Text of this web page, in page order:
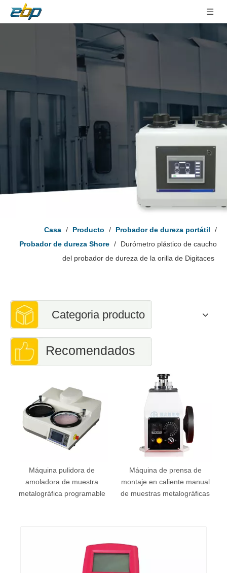
Casa / Producto / Probador de dureza portátil
/
Probador de dureza Shore /
Durómetro plástico de caucho
del probador de dureza de la orilla de Digitaces
Categoria producto
Recomendados
Máquina pulidora de
amoladora de muestra
metalográfica programable
Máquina de prensa de
montaje en caliente manual
de muestras metalográficas